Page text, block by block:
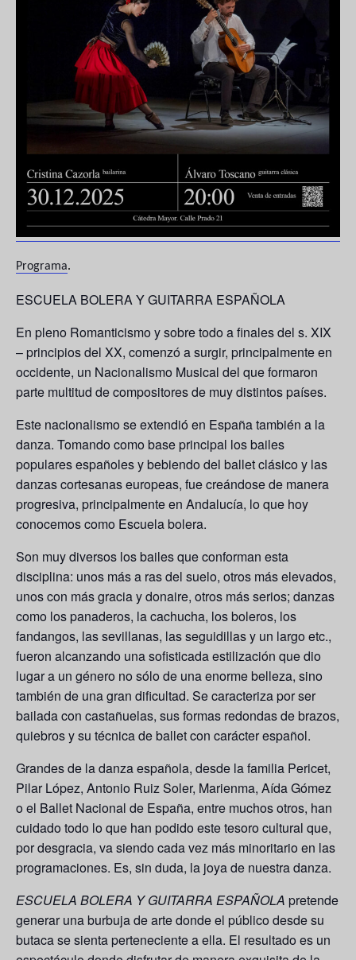
Programa.
ESCUELA BOLERA Y GUITARRA ESPAÑOLA
En pleno Romanticismo y sobre todo a finales del s. XIX
– principios del XX, comenzó a surgir, principalmente en
occidente, un Nacionalismo Musical del que formaron
parte multitud de compositores de muy distintos países.
Este nacionalismo se extendió en España también a la
danza. Tomando como base principal los bailes
populares españoles y bebiendo del ballet clásico y las
danzas cortesanas europeas, fue creándose de manera
progresiva, principalmente en Andalucía, lo que hoy
conocemos como Escuela bolera.
Son muy diversos los bailes que conforman esta
disciplina: unos más a ras del suelo, otros más elevados,
unos con más gracia y donaire, otros más serios; danzas
como los panaderos, la cachucha, los boleros, los
fandangos, las sevillanas, las seguidillas y un largo etc.,
fueron alcanzando una sofisticada estilización que dio
lugar a un género no sólo de una enorme belleza, sino
también de una gran dificultad. Se caracteriza por ser
bailada con castañuelas, sus formas redondas de brazos,
quiebros y su técnica de ballet con carácter español.
Grandes de la danza española, desde la familia Pericet,
Pilar López, Antonio Ruiz Soler, Marienma, Aída Gómez
o el Ballet Nacional de España, entre muchos otros, han
cuidado todo lo que han podido este tesoro cultural que,
por desgracia, va siendo cada vez más minoritario en las
programaciones. Es, sin duda, la joya de nuestra danza.
ESCUELA BOLERA Y GUITARRA ESPAÑOLA pretende
generar una burbuja de arte donde el público desde su
butaca se sienta perteneciente a ella. El resultado es un